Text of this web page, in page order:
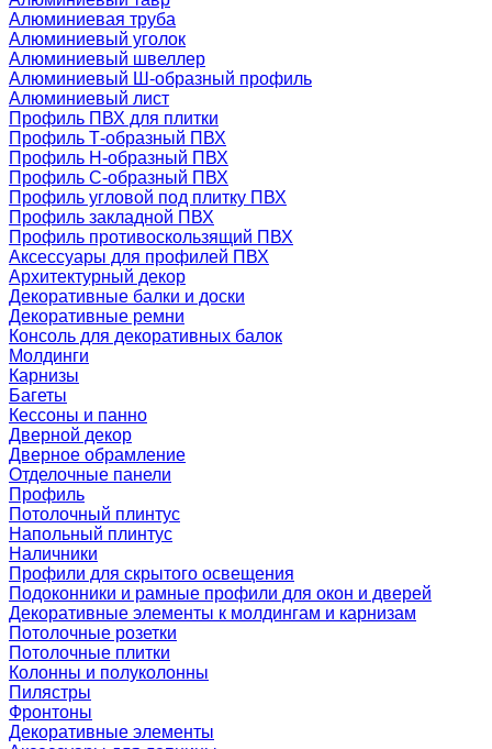
Алюминиевая труба
Алюминиевый уголок
Алюминиевый швеллер
Алюминиевый Ш-образный профиль
Алюминиевый лист
Профиль ПВХ для плитки
Профиль Т-образный ПВХ
Профиль H-образный ПВХ
Профиль C-образный ПВХ
Профиль угловой под плитку ПВХ
Профиль закладной ПВХ
Профиль противоскользящий ПВХ
Аксессуары для профилей ПВХ
Архитектурный декор
Декоративные балки и доски
Декоративные ремни
Консоль для декоративных балок
Молдинги
Карнизы
Багеты
Кессоны и панно
Дверной декор
Дверное обрамление
Отделочные панели
Профиль
Потолочный плинтус
Напольный плинтус
Наличники
Профили для скрытого освещения
Подоконники и рамные профили для окон и дверей
Декоративные элементы к молдингам и карнизам
Потолочные розетки
Потолочные плитки
Колонны и полуколонны
Пилястры
Фронтоны
Декоративные элементы